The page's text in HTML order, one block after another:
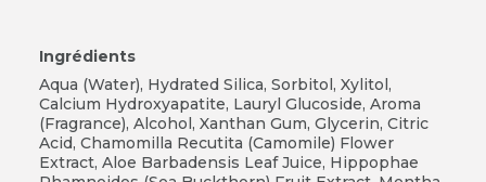
Ingrédients
Aqua (Water), Hydrated Silica, Sorbitol, Xylitol,
Calcium Hydroxyapatite, Lauryl Glucoside, Aroma
(Fragrance), Alcohol, Xanthan Gum, Glycerin, Citric
Acid, Chamomilla Recutita (Camomile) Flower
Extract, Aloe Barbadensis Leaf Juice, Hippophae